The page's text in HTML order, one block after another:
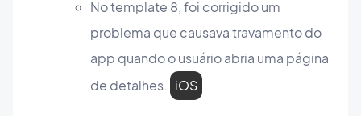
No template 8, foi corrigido um
problema que causava travamento do
app quando o usuário abria uma página
de detalhes. iOS